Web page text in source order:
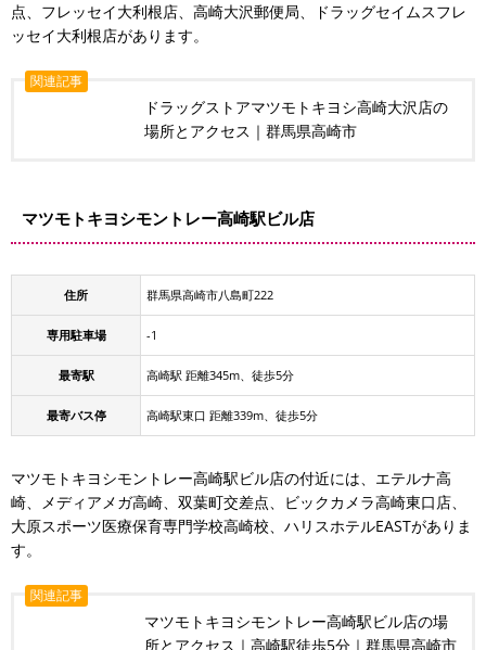
点、フレッセイ大利根店、高崎大沢郵便局、ドラッグセイムスフレ
ッセイ大利根店があります。
関連記事
ドラッグストアマツモトキヨシ高崎大沢店の
場所とアクセス｜群馬県高崎市
マツモトキヨシモントレー高崎駅ビル店
住所 群馬県高崎市八島町222
専用駐車場 -1
最寄駅 高崎駅 距離345m、徒歩5分
最寄バス停 高崎駅東口 距離339m、徒歩5分
マツモトキヨシモントレー高崎駅ビル店の付近には、エテルナ高
崎、メディアメガ高崎、双葉町交差点、ビックカメラ高崎東口店、
大原スポーツ医療保育専門学校高崎校、ハリスホテルEASTがありま
す。
関連記事
マツモトキヨシモントレー高崎駅ビル店の場
所とアクセス｜高崎駅徒歩5分｜群馬県高崎市